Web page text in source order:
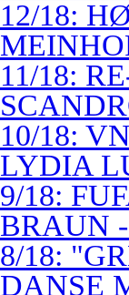
12/18:
11/18:
10/18:
LYDIA
9/18:
BRAUN
8/18:
DANSE